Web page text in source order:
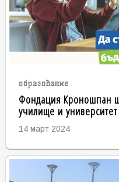
образование
Фондация Кроношпан
училище и университет
14 март 2024